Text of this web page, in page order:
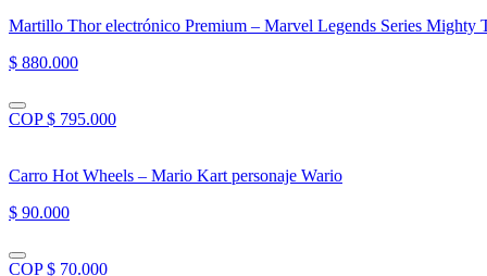
Martillo Thor electrónico Premium – Marvel Legends Series Mighty
$ 880.000
COP $ 795.000
Carro Hot Wheels – Mario Kart personaje Wario
$ 90.000
COP $ 70.000